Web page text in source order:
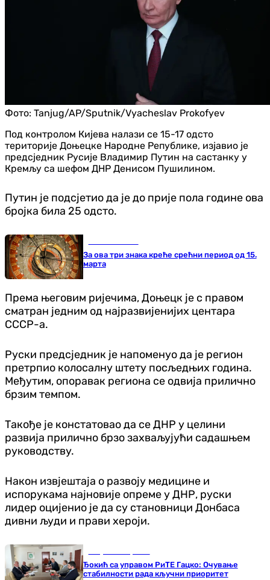
Фото: Tanjug/AP/Sputnik/Vyacheslav Prokofyev
Под контролом Кијева налази се 15-17 одсто
територије Доњецке Народне Републике, изјавио је
предсједник Русије Владимир Путин на састанку у
Кремљу са шефом ДНР Денисом Пушилином.
Путин је подсјетио да је до прије пола године ова
бројка била 25 одсто.
За ова три знака креће срећни период од 15.
марта
Према његовим ријечима, Доњецк је с правом
сматран једним од најразвијенијих центара
СССР-а.
Руски предсједник је напоменуо да је регион
претрпио колосалну штету посљедњих година.
Међутим, опоравак региона се одвија прилично
брзим темпом.
Такође је констатовао да се ДНР у целини
развија прилично брзо захваљујући садашњем
руководству.
Након извјештаја о развоју медицине и
испорукама најновије опреме у ДНР, руски
лидер оцијенио је да су становници Донбаса
дивни људи и прави хероји.
Ђокић са управом РиТЕ Гацко: Очување
стабилности рада кључни приоритет